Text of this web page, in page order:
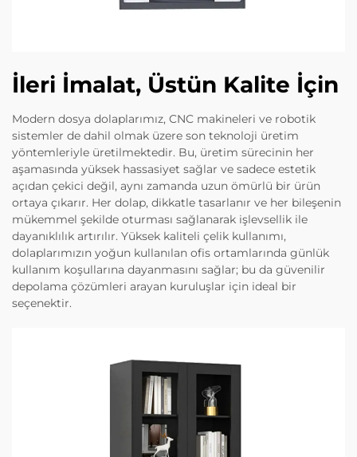
İleri İmalat, Üstün Kalite İçin
Modern dosya dolaplarımız, CNC makineleri ve robotik
sistemler de dahil olmak üzere son teknoloji üretim
yöntemleriyle üretilmektedir. Bu, üretim sürecinin her
aşamasında yüksek hassasiyet sağlar ve sadece estetik
açıdan çekici değil, aynı zamanda uzun ömürlü bir ürün
ortaya çıkarır. Her dolap, dikkatle tasarlanır ve her bileşenin
mükemmel şekilde oturması sağlanarak işlevsellik ile
dayanıklılık artırılır. Yüksek kaliteli çelik kullanımı,
dolaplarımızın yoğun kullanılan ofis ortamlarında günlük
kullanım koşullarına dayanmasını sağlar; bu da güvenilir
depolama çözümleri arayan kuruluşlar için ideal bir
seçenektir.